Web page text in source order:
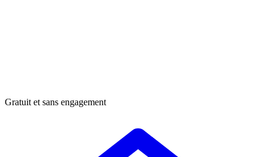
Gratuit et sans engagement